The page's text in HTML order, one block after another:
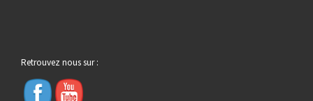
Retrouvez nous sur :